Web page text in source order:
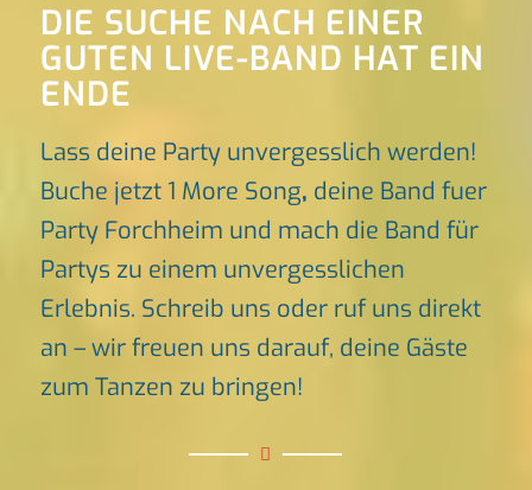
DIE SUCHE NACH EINER
GUTEN LIVE-BAND HAT EIN
ENDE
Lass deine Party unvergesslich werden!
Buche jetzt 1 More Song, deine Band fuer
Party Forchheim und mach die Band für
Partys zu einem unvergesslichen
Erlebnis. Schreib uns oder ruf uns direkt
an – wir freuen uns darauf, deine Gäste
zum Tanzen zu bringen!